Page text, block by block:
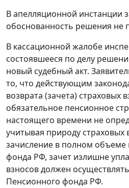
В апелляционной инстанции
обоснованность решения не
В кассационной жалобе
состоявшееся по делу
новый судебный акт.
то, что действующим
возврата (зачета) страховых
обязательное пенсионное
настоящего времени не
учитывая природу страховых
зачисление в полном объеме
фонда РФ, зачет излишне
взносов должен
Пенсионного фонда РФ.